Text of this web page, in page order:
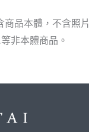
商品本體，不含照
非本體商品。